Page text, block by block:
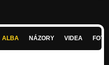
ALBA NÁZORY VIDEA